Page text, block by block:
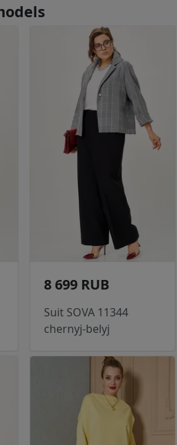
8 699 RUB
Suit SOVA 11344
chernyj-belyj